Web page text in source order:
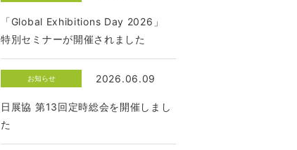
「Global Exhibitions Day 2026」
特別セミナーが開催されました
お知らせ 2026.06.09
日展協 第13回定時総会を開催しまし
た